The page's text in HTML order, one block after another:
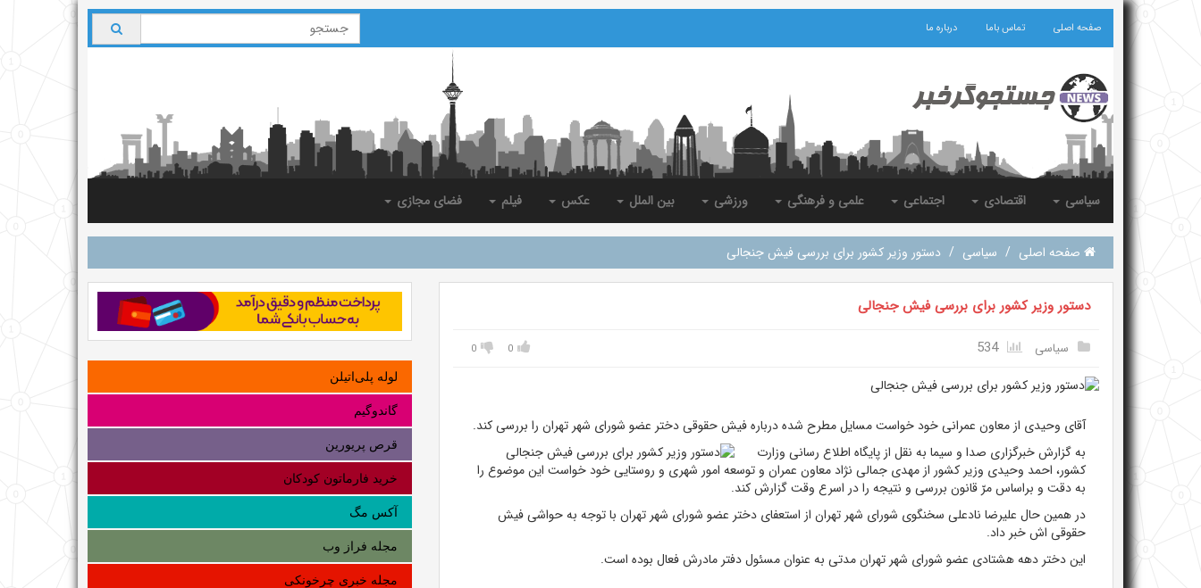
صفحه اصلی تماس باما درباره ما
سیاسی اقتصادی اجتماعی علمی و فرهنگی ورزشی بین الملل عکس فیلم فضای مجازی
صفحه اصلی / سیاسی / دستور وزیر کشور برای بررسی فیش جنجالی
دستور وزیر کشور برای بررسی فیش جنجالی
سیاسی 534
0
0
آقای وحیدی از معاون عمرانی خود خواست مسایل مطرح شده درباره فیش حقوقی دختر عضو شورای شهر تهران را بررسی کند.
به گزارش خبرگزاری صدا و سیما به نقل از پایگاه اطلاع رسانی وزارت
کشور، احمد وحیدی وزیر کشور از مهدی جمالی نژاد معاون عمران و توسعه امور شهری و روستایی خود خواست این موضوع را
به دقت و براساس مرّ قانون بررسی و نتیجه را در اسرع وقت گزارش کند.
در همین حال علیرضا نادعلی سخنگوی شورای شهر تهران از استعفای دختر عضو شورای شهر تهران با توجه به حواشی فیش
حقوقی اش خبر داد.
این دختر دهه هشتادی عضو شورای شهر تهران مدتی به عنوان مسئول دفتر مادرش فعال بوده است.
لوله‌ پلی‌اتیلن
گاندوگیم
قرص پریورین
خرید فارماتون کودکان
آکس مگ
مجله فراز وب
مجله خبری چرخونکی